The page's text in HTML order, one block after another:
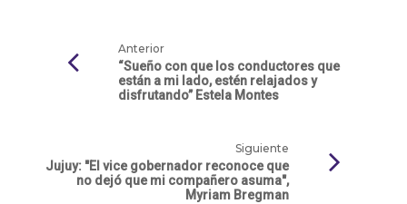
Anterior
“Sueño con que los conductores que
están a mi lado, estén relajados y
disfrutando” Estela Montes
Siguiente
Jujuy: "El vice gobernador reconoce que
no dejó que mi compañero asuma",
Myriam Bregman